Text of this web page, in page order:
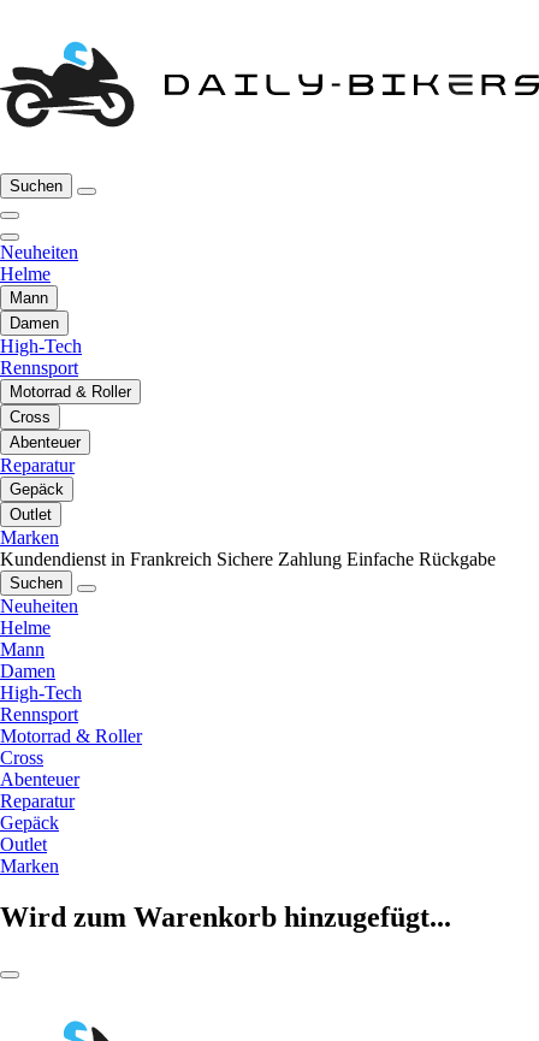
Suchen
Neuheiten
Helme
Mann
Damen
High-Tech
Rennsport
Motorrad & Roller
Cross
Abenteuer
Reparatur
Gepäck
Outlet
Marken
Kundendienst in Frankreich Sichere Zahlung Einfache Rückgabe
Suchen
Neuheiten
Helme
Mann
Damen
High-Tech
Rennsport
Motorrad & Roller
Cross
Abenteuer
Reparatur
Gepäck
Outlet
Marken
Wird zum Warenkorb hinzugefügt...